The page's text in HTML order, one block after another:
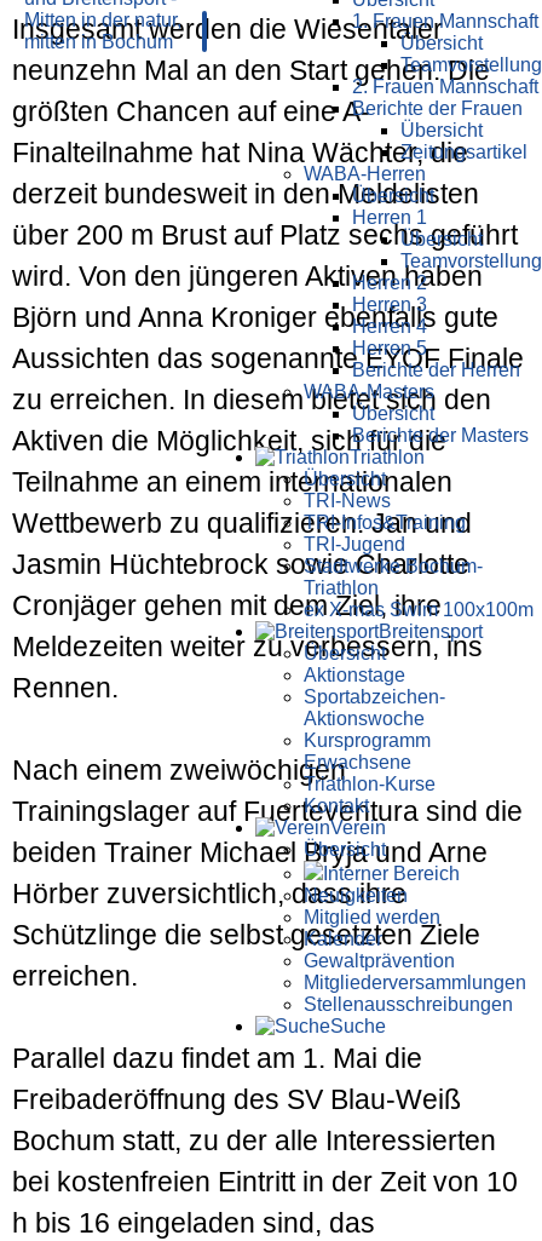
1. Frauen Mannschaft
Übersicht
Teamvorstellung
2. Frauen Mannschaft
Berichte der Frauen
Übersicht
Zeitungsartikel
WABA-Herren
Übersicht
Herren 1
Übersicht
Teamvorstellung
Herren 2
Herren 3
Herren 4
Herren 5
Berichte der Herren
WABA-Masters
Übersicht
Berichte der Masters
Triathlon
Übersicht
TRI-News
TRI-Infos&Training
TRI-Jugend
Stadtwerke Bochum-
Triathlon
ex X-mas Swim 100x100m
Breiten­sport
Übersicht
Aktionstage
Sportabzeichen-
Aktionswoche
Kursprogramm
Erwachsene
Triathlon-Kurse
Kontakt
Verein
Übersicht
Interner Bereich
Neuigkeiten
Mitglied werden
Kalender
Gewaltprävention
Mitglieder­versammlungen
Stellen­aus­schrei­bungen
Suche
Insgesamt werden die Wiesentaler
neunzehn Mal an den Start gehen. Die
größten Chancen auf eine A-
Finalteilnahme hat Nina Wächter, die
derzeit bundesweit in den Meldelisten
über 200 m Brust auf Platz sechs geführt
wird. Von den jüngeren Aktiven haben
Björn und Anna Kroniger ebenfalls gute
Aussichten das sogenannte EYOF Finale
zu erreichen. In diesem bietet sich den
Aktiven die Möglichkeit, sich für die
Teilnahme an einem internationalen
Wettbewerb zu qualifizieren. Jan und
Jasmin Hüchtebrock sowie Charlotte
Cronjäger gehen mit dem Ziel, ihre
Meldezeiten weiter zu verbessern, ins
Rennen.
Nach einem zweiwöchigen
Trainingslager auf Fuerteventura sind die
beiden Trainer Michael Bryja und Arne
Hörber zuversichtlich, dass ihre
Schützlinge die selbst gesetzten Ziele
erreichen.
Parallel dazu findet am 1. Mai die
Freibaderöffnung des SV Blau-Weiß
Bochum statt, zu der alle Interessierten
bei kostenfreien Eintritt in der Zeit von 10
h bis 16 eingeladen sind, das